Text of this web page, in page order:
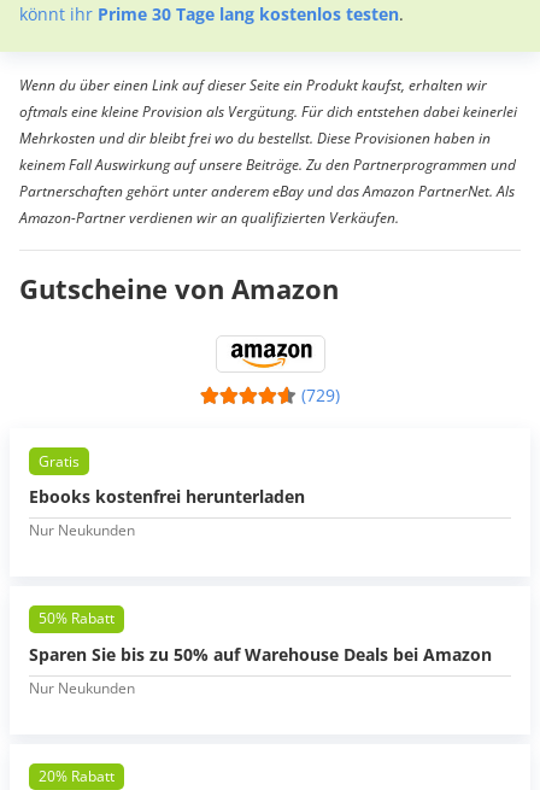
könnt ihr Prime 30 Tage lang kostenlos testen.
Wenn du über einen Link auf dieser Seite ein Produkt kaufst, erhalten wir
oftmals eine kleine Provision als Vergütung. Für dich entstehen dabei keinerlei
Mehrkosten und dir bleibt frei wo du bestellst. Diese Provisionen haben in
keinem Fall Auswirkung auf unsere Beiträge. Zu den Partnerprogrammen und
Partnerschaften gehört unter anderem eBay und das Amazon PartnerNet. Als
Amazon-Partner verdienen wir an qualifizierten Verkäufen.
Gutscheine von Amazon
(729)
Gratis
Ebooks kostenfrei herunterladen
Nur Neukunden
50% Rabatt
Sparen Sie bis zu 50% auf Warehouse Deals bei Amazon
Nur Neukunden
20% Rabatt